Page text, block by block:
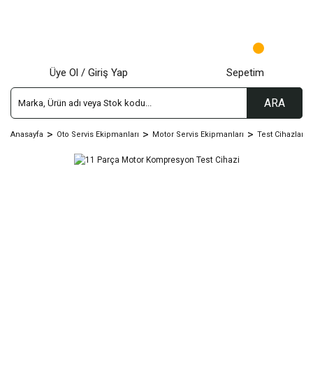
ARA
Üye Ol / Giriş Yap Sepetim
Anasayfa Oto Servis Ekipmanları Motor Servis Ekipmanları Test Cihazları